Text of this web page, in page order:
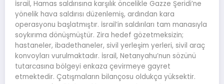
İsrail, Hamas saldırısına karşılık öncelikle Gazze Şeridi’ne
yönelik hava saldırısı düzenlemiş, ardından kara
operasyonu başlatmıştır. İsrail’in saldırıları tam manasıyla
soykırıma dönüşmüştür. Zira hedef gözetmeksizin;
hastaneler, ibadethaneler, sivil yerleşim yerleri, sivil araç
konvoyları vurulmaktadır. İsrail, Netanyahu’nun sözünü
tutarcasına bölgeyi enkaza çevirmeye gayret
etmektedir. Çatışmaların bilançosu oldukça yüksektir.